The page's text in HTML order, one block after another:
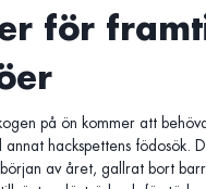
för
på ön kommer att
annat hackspettens födosök.
av året, gallrat bort